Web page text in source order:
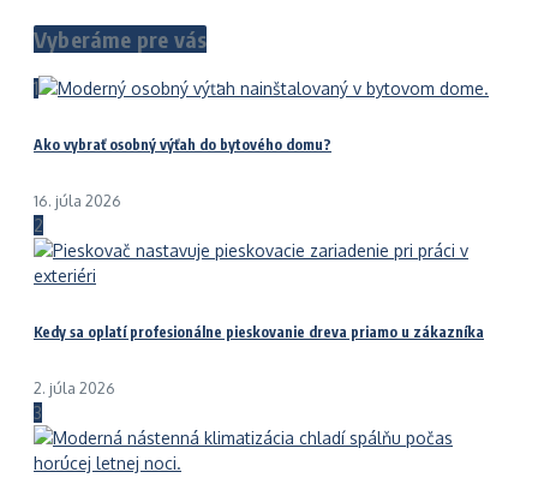
Vyberáme pre vás
1
Ako vybrať osobný výťah do bytového domu?
16. júla 2026
2
Kedy sa oplatí profesionálne pieskovanie dreva priamo u zákazníka
2. júla 2026
3